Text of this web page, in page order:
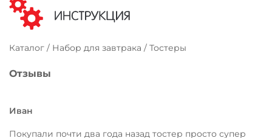
Каталог / Набор для завтрака / Тостеры
Отзывы
Иван
Покупали почти два года назад тостер просто супер